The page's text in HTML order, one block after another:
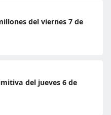
del viernes 7 de
del jueves 6 de